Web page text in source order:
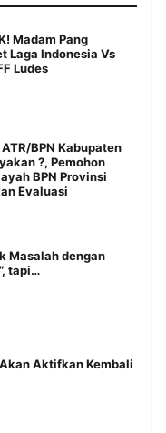
Madam Pang
Laga Indonesia Vs
Ludes
BPN Kabupaten
?, Pemohon
BPN Provinsi
Evaluasi
Masalah dengan
tapi…
Aktifkan Kembali